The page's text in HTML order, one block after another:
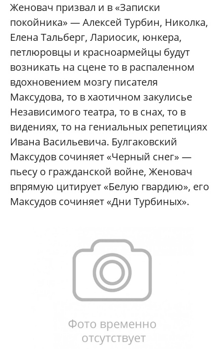
Женовач призвал и в «Записки
покойника» — Алексей Турбин, Николка,
Елена Тальберг, Лариосик, юнкера,
петлюровцы и красноармейцы будут
возникать на сцене то в распаленном
вдохновением мозгу писателя
Максудова, то в хаотичном закулисье
Независимого театра, то в снах, то в
видениях, то на гениальных репетициях
Ивана Васильевича. Булгаковский
Максудов сочиняет «Черный снег» —
пьесу о гражданской войне, Женовач
впрямую цитирует «Белую гвардию», его
Максудов сочиняет «Дни Турбиных».